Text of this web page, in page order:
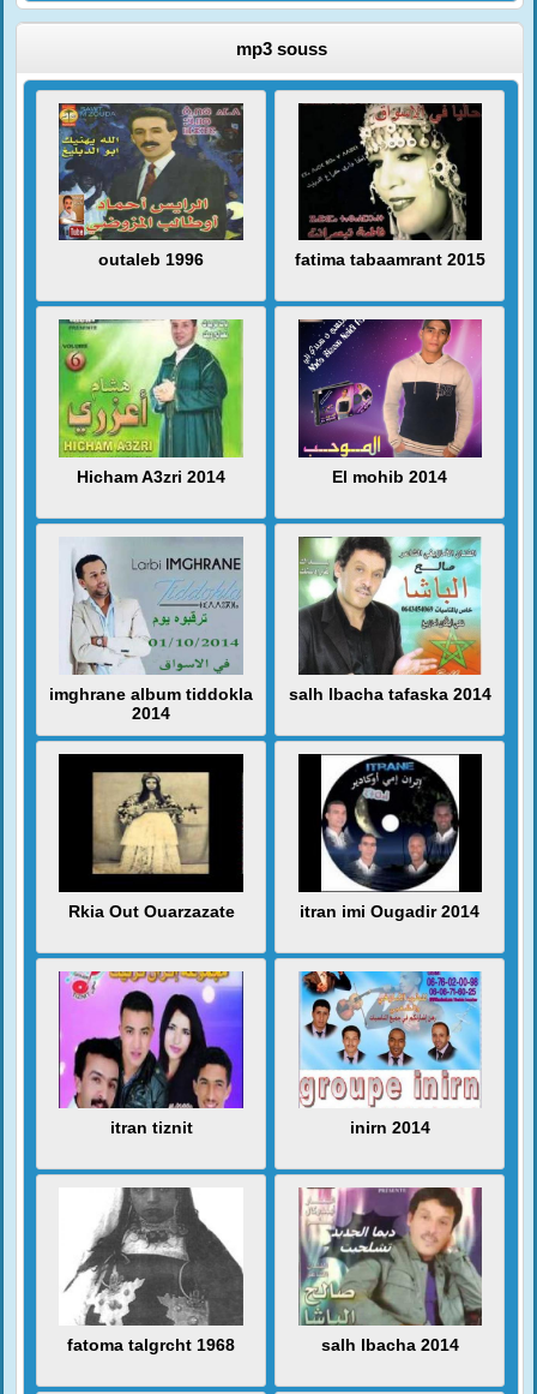
mp3 souss
outaleb 1996 fatima tabaamrant 2015
Hicham A3zri 2014 El mohib 2014
imghrane album tiddokla
2014
salh lbacha tafaska 2014
Rkia Out Ouarzazate itran imi Ougadir 2014
itran tiznit inirn 2014
fatoma talgrcht 1968 salh lbacha 2014